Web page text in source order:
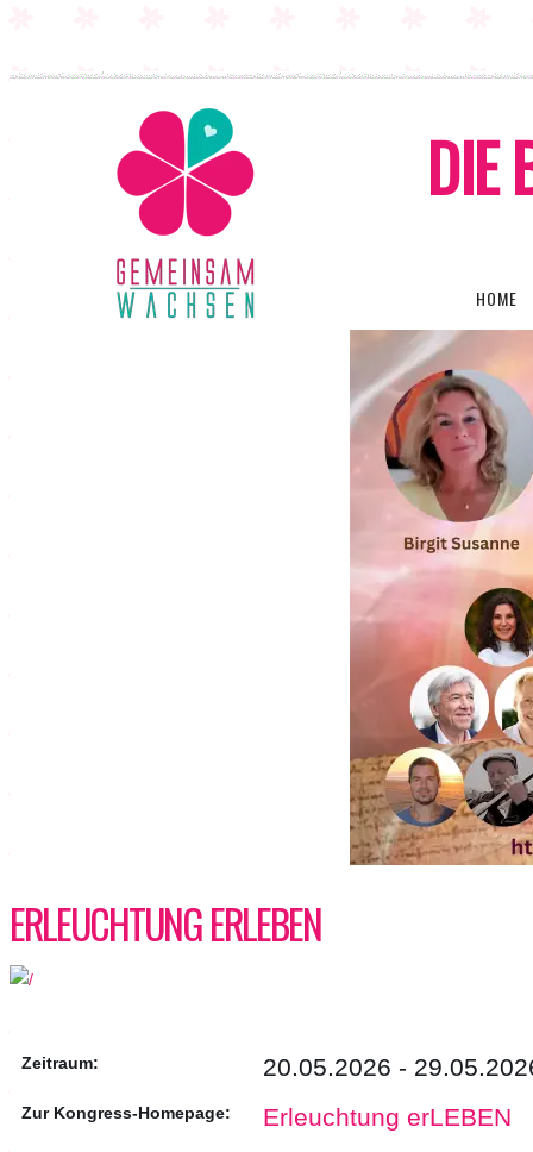
DIE
HOME
ERLEUCHTUNG ERLEBEN
Zeitraum: 20.05.2026 -
Zur Kongress-Homepage: Erleuchtung erLEBEN